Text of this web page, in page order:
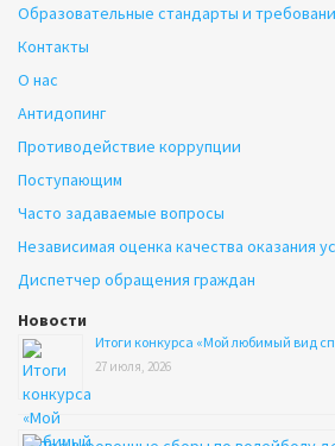
Образовательные стандарты и
Контакты
О нас
Антидопинг
Противодействие коррупции
Поступающим
Часто задаваемые вопросы
Независимая оценка качества оказания
Диспетчер обращения граждан
Новости
Итоги конкурса «Мой любимый вид
27 июля, 2026